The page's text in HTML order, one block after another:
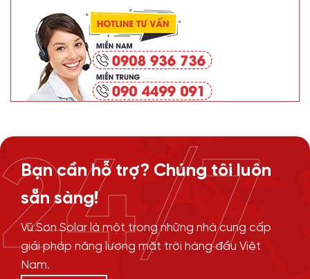
Bạn cần hỗ trợ? Chúng tôi luôn
sẵn sàng!
Vũ Sơn Solar là một trong những nhà cung cấp
giải pháp năng lượng mặt trời hàng đầu Việt
Nam.
24/7